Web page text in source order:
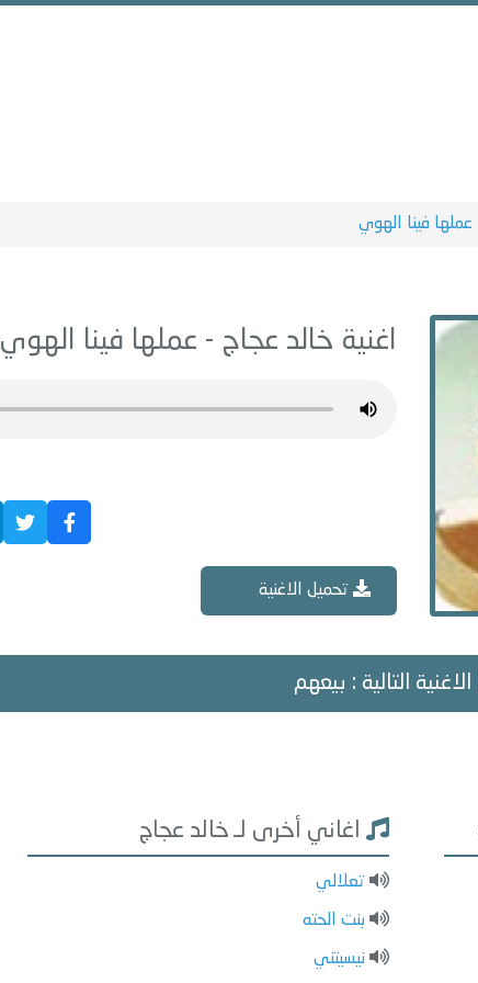
عملها فينا الهوي
اغنية خالد عجاج - عملها فينا الهوي
تحميل الاغنية
الاغنية التالية : بيعهم
اغاني أخرى لـ خالد عجاج
تعلالي
بنت الحته
نيسيتني